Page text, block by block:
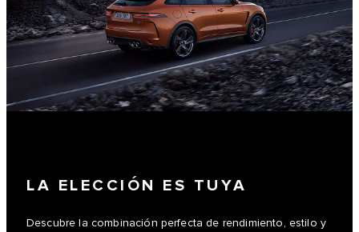
LA ELECCIÓN ES TUYA
Descubre la combinación perfecta de rendimiento, estilo y